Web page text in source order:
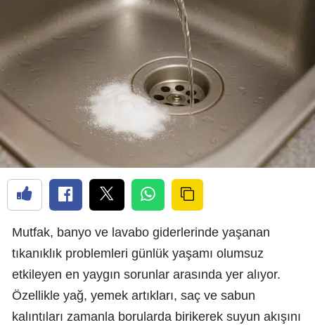
Mutfak, banyo ve lavabo giderlerinde yaşanan
tıkanıklık problemleri günlük yaşamı olumsuz
etkileyen en yaygın sorunlar arasında yer alıyor.
Özellikle yağ, yemek artıkları, saç ve sabun
kalıntıları zamanla borularda birikerek suyun akışını